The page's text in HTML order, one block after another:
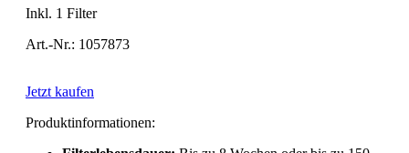
Inkl. 1 Filter
Art.-Nr.: 1057873
Jetzt kaufen
Produktinformationen: